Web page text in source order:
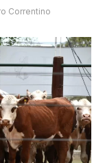
Correntino